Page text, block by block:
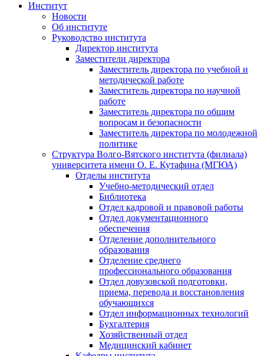
Институт
Новости
Об институте
Руководство института
Директор института
Заместители директора
Заместитель директора по учебной и
методической работе
Заместитель директора по научной
работе
Заместитель директора по общим
вопросам и безопасности
Заместитель директора по молодежной
политике
Структура Волго-Вятского института (филиала)
университета имени О. Е. Кутафина (МГЮА)
Отделы института
Учебно-методический отдел
Библиотека
Отдел кадровой и правовой работы
Отдел документационного
обеспечения
Отделение дополнительного
образования
Отделение среднего
профессионального образования
Отдел довузовской подготовки,
приема, перевода и восстановления
обучающихся
Отдел информационных технологий
Бухгалтерия
Хозяйственный отдел
Медицинский кабинет